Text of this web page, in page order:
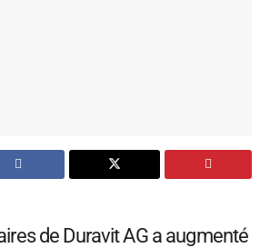
de Duravit AG a augmenté